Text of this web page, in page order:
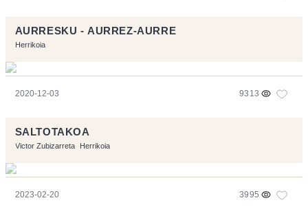
AURRESKU - AURREZ-AURRE
Herrikoia
2020-12-03 9313
SALTOTAKOA
Victor Zubizarreta Herrikoia
2023-02-20 3995